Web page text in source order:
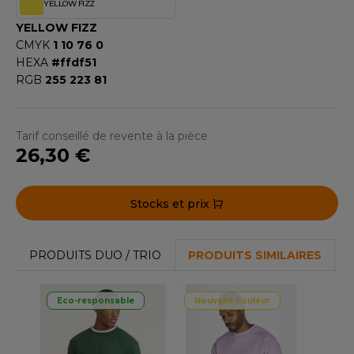
CLOTHING
DENIM
ONE TOWELLING
YELLOW FIZZ
YELLOW FIZZ
CMYK 1 10 76 0
HEXA #ffdf51
RGB 255 223 81
Tarif conseillé de revente à la pièce
26,30 €
Stocks et prix
PRODUITS DUO / TRIO PRODUITS SIMILAIRES
Eco-responsable Nouvelle couleur